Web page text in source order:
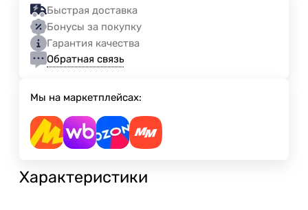
Быстрая доставка
Бонусы за покупку
Гарантия качества
Обратная связь
Мы на маркетплейсах:
Характеристики